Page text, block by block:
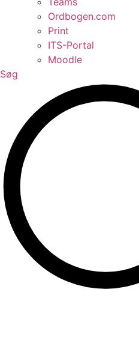
Ordbogen.com
Print
ITS-Portal
Moodle
Søg